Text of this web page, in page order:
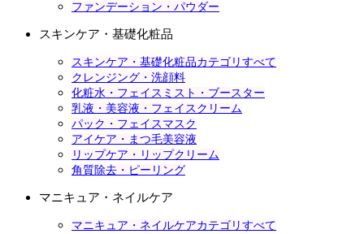
ファンデーション・パウダー
スキンケア・基礎化粧品
スキンケア・基礎化粧品カテゴリすべて
クレンジング・洗顔料
化粧水・フェイスミスト・ブースター
乳液・美容液・フェイスクリーム
パック・フェイスマスク
アイケア・まつ毛美容液
リップケア・リップクリーム
角質除去・ピーリング
マニキュア・ネイルケア
マニキュア・ネイルケアカテゴリすべて